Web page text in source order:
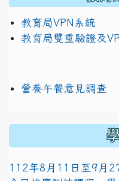
教育局VPN系統
教育局雙重驗證及
營養午餐意見調查
112年8月11日至9月